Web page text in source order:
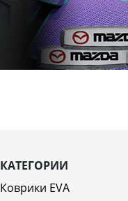
КАТЕГОРИИ
Коврики EVA